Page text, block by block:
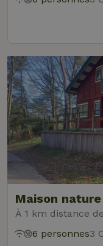
Maison
À 1 km distance
6 personnes3